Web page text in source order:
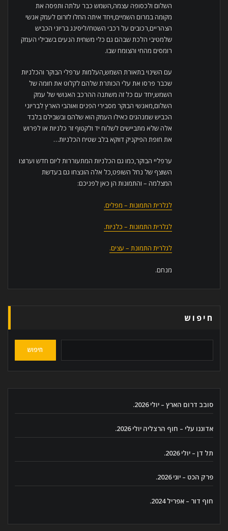
השלום ולכסופה עצמה,השמש כבר עלתה ותפסה את
מקומה במרום השמיים,ויחד איתה החלו לזרום לעמק אנשי
הצהריים,רכובים על רכבי השטח/ליסינג בריוני הכביש
שלמטיבי הלכת שבהם גם כלי משחית הנעים בשבילי העמק
רומסים מהחי והצומח שבו.
עם השינוי בתאורת השמש,העלמות ערפלי הבוקר והכלניות
שכבר פרסו את עלי הכותרת שלהם לקלוט את חומה של
השמש,יחד עם כל זה משתנה ההרכב האנושי של עמק
השלום,מאנשי הבוקר מסבירי הפנים ואוהבי הארץ לבריוני
הכביש שמנהגים כאילו העמק הוא שלהם ובשבילם בלבד
אלה שלא מתביישים לשלוח יד ולקטוף זר כלניות או לפרוש
את חופת הפיקניק דווקא בלב שטיח הכלניות…
ערפליי הבוקר,כמו גם הכלניות המתעוררות ליום חדש וערוצו
השוצף של נחל השופט,כל אלה הונצחו גם בעדשת
המצלמה – והתמונות הן כאן לפניכם:
לגלרית התמונות – מפלים.
לגלרית התמונות – כלניות.
לגלרית התמונת – עצים.
מנחם.
חיפוש
חיפוש
סובב דרום הארץ – יולי 2026.
אדוננו עלי – חוף הרצליה יולי 2026.
תל דן – יולי 2026.
פרק הכט – יוני 2026.
חוף דור – אפריל 2024.